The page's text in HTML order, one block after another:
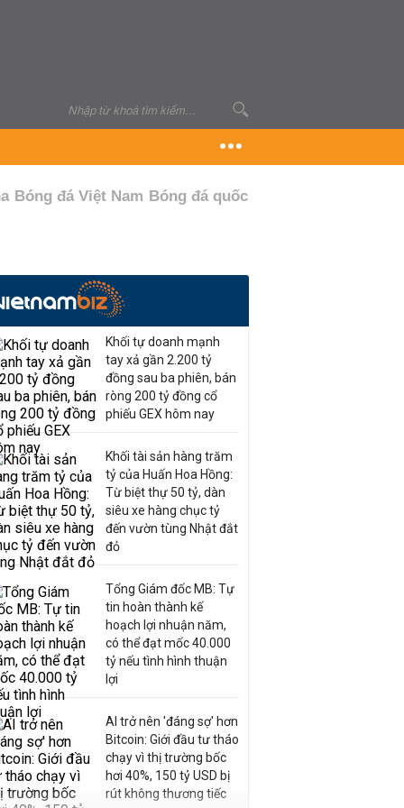
Bóng đá Việt Nam Bóng đá quốc tế
Khối tự doanh mạnh
tay xả gần 2.200 tỷ
đồng sau ba phiên, bán
ròng 200 tỷ đồng cổ
phiếu GEX hôm nay
Khối tài sản hàng trăm
tỷ của Huấn Hoa Hồng:
Từ biệt thự 50 tỷ, dàn
siêu xe hàng chục tỷ
đến vườn tùng Nhật đắt
đỏ
Tổng Giám đốc MB: Tự
tin hoàn thành kế
hoạch lợi nhuận năm,
có thể đạt mốc 40.000
tỷ nếu tình hình thuận
lợi
AI trở nên 'đáng sợ' hơn
Bitcoin: Giới đầu tư tháo
chạy vì thị trường bốc
hơi 40%, 150 tỷ USD bị
rút không thương tiếc